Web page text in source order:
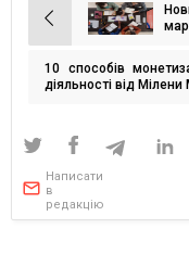
Навігація
записів
10 способів
діяльності від
Написати
в
редакцію